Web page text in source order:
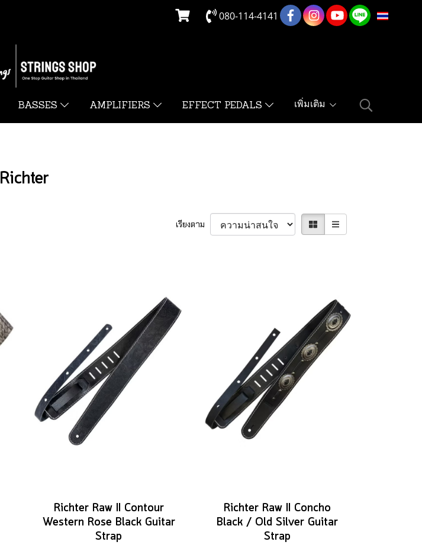
080-114-4141 TH
BASSES AMPLIFIERS EFFECT PEDALS เพิ่มเติม
Richter
เรียงตาม
Richter Raw II Contour
Western Rose Black Guitar
Strap
Richter Raw II Concho
Black / Old Silver Guitar
Strap